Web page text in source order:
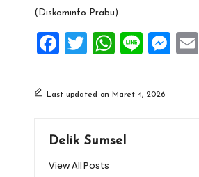
(Diskominfo Prabu)
F
ce
o
T
tt
W
at
A
Li
e
M
Last updated on Maret 4, 2026
Delik Sumsel
View All Posts